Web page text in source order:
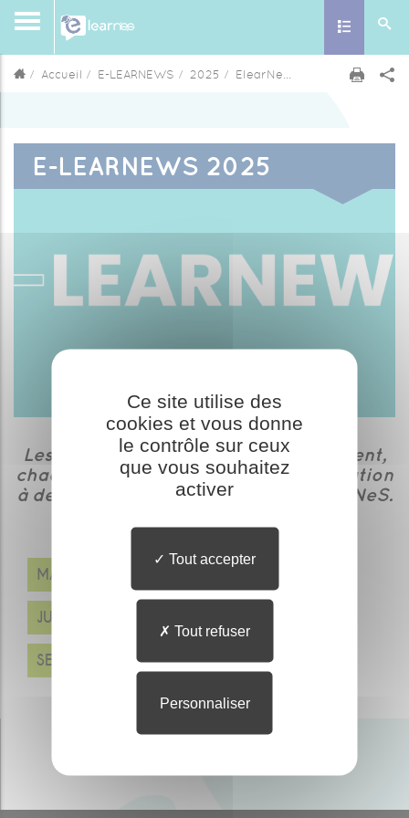
Toggle
Accueil E-LEARNEWS 2025 ElearNews 2025
E-LEARNEWS 2025
Les administrateurs d’e-learNeS éditent,
chaque trimestre, une lettre d’information
à destination des utilisateurs d’e-learNeS.
MARS 2025
JUIN 2025
SEPTEMBRE 2025
Ce site utilise des
cookies et vous donne
le contrôle sur ceux
que vous souhaitez
activer
Tout accepter
Tout refuser
Personnaliser